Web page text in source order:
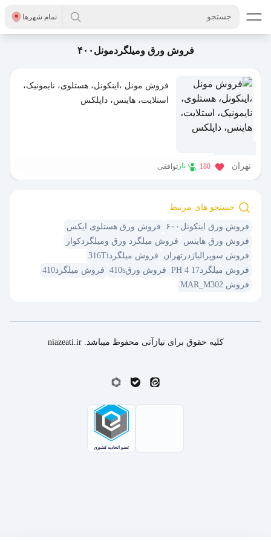
تمام شهر‌ها جستجو
فروش ورق ومیلگردمونل۴۰۰
فروش مونل ،اینکونل، هستلوی، نایمونیک،
استلایت، هاینس، داپلکس
تهران 180 باز توافقی
جستجو های مرتبط
فروش ورق اینکونل۶۰۰
فروش ورق هستلوی ایکس
فروش ورق هاینس
فروش میلگرد ورق ومیلگردکوار
فروش سوپرالیاژدرتهران
فروش میلگرد316Ti
فروش میلگرد17 4 PH
فروش ورق410s
فروش میلگرد410
فروش MAR_M302
کلیه حقوق برای نیازآتی محفوظ میباشد. niazeati.ir